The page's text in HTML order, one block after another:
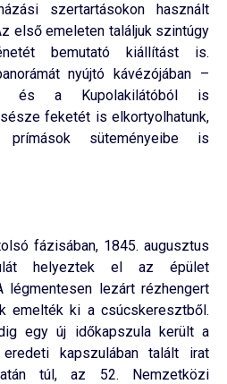
szertartásokon használt
első emeleten találjuk szintúgy
bemutató kiállítást is.
nyújtó kávézójában –
és a Kupolakilátóból is
feketét is elkortyolhatunk,
süteményeibe is
fázisában, 1845. augusztus
helyeztek el az épület
légmentesen lezárt rézhengert
emelték ki a csúcskeresztből.
egy új időkapszula került a
kapszulában talált irat
túl, az 52. Nemzetközi